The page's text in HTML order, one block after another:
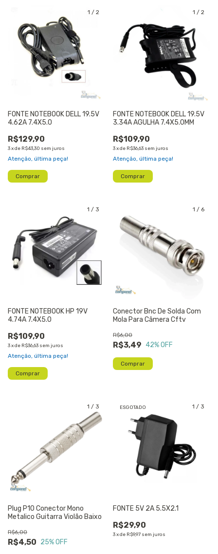
1 / 2
FONTE NOTEBOOK DELL 19.5V
4.62A 7.4X5.0
R$129,90
3xde R$43,30 sem juros
Atenção, última peça!
1 / 2
FONTE NOTEBOOK DELL 19.5V
3.34A AGULHA 7.4X5.0MM
R$109,90
3xde R$36,63 sem juros
Atenção, última peça!
1 / 3
FONTE NOTEBOOK HP 19V
4.74A 7.4X5.0
R$109,90
3xde R$36,63 sem juros
Atenção, última peça!
1 / 6
Conector Bnc De Solda Com
Mola Para Câmera Cftv
R$3,49
R$6,00
42% OFF
1 / 3
Plug P10 Conector Mono
Metalico Guitarra Violão Baixo
R$4,50
R$6,00
25% OFF
1 / 3
ESGOTADO
FONTE 5V 2A 5.5X2.1
R$29,90
3xde R$9,97 sem juros